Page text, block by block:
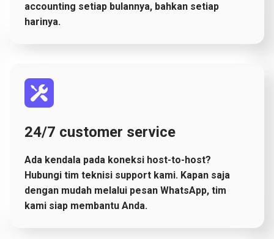
accounting setiap bulannya, bahkan setiap
harinya.
24/7 customer service
Ada kendala pada koneksi host-to-host?
Hubungi tim teknisi support kami. Kapan saja
dengan mudah melalui pesan WhatsApp, tim
kami siap membantu Anda.